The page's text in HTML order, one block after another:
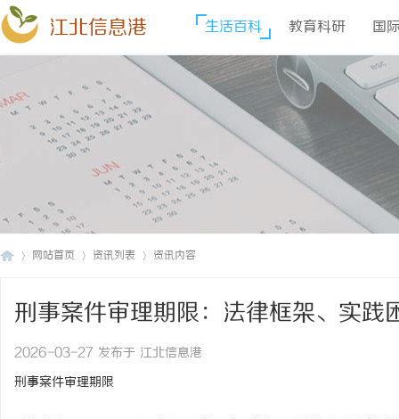
江北信息港 生活百科 教育科研 国
网站首页 资讯列表 资讯内容
刑事案件审理期限：法律框架、实践
2026-03-27 发布于 江北信息港
刑事案件审理期限